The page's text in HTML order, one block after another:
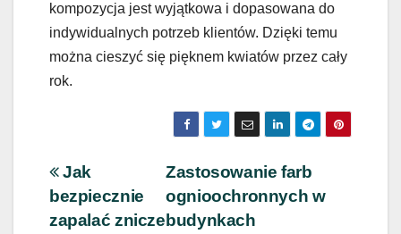
kompozycja jest wyjątkowa i dopasowana do
indywidualnych potrzeb klientów. Dzięki temu
można cieszyć się pięknem kwiatów przez cały
rok.
Nawigacja
wpisu
Zastosowanie farb
ognioochronnych w
budynkach
Jak
bezpiecznie
zapalać znicze